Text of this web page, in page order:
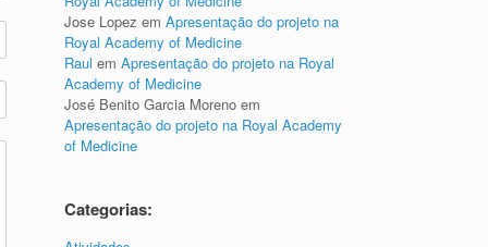
Jose Lopez emApresentação do projeto na
Royal Academy of Medicine
Raul emApresentação do projeto na Royal
Academy of Medicine
José Benito Garcia Moreno em
Apresentação do projeto na Royal Academy
of Medicine
Categorias: